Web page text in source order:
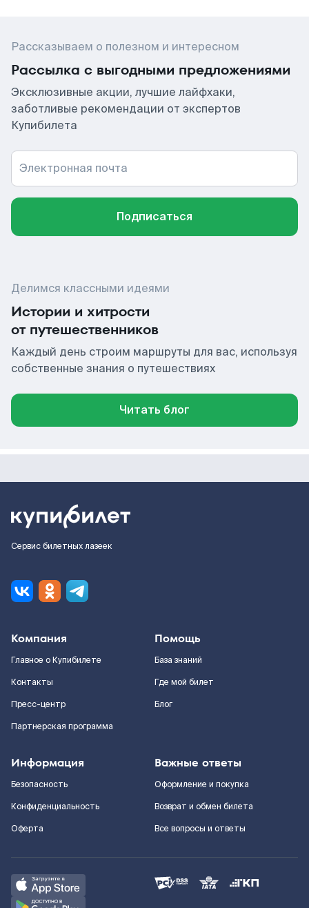
Рассказываем о полезном и интересном
Рассылка с выгодными предложениями
Эксклюзивные акции, лучшие лайфхаки,
заботливые рекомендации от экспертов
Купибилета
Электронная почта
Подписаться
Делимся классными идеями
Истории и хитрости
от путешественников
Каждый день строим маршруты для вас, используя
собственные знания о путешествиях
Читать блог
Сервис билетных лазеек
Компания
Главное о Купибилете
Контакты
Пресс-центр
Партнерская программа
Помощь
База знаний
Где мой билет
Блог
Информация
Безопасность
Конфиденциальность
Оферта
Важные ответы
Оформление и покупка
Возврат и обмен билета
Все вопросы и ответы